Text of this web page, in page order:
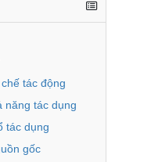
tác động
năng tác dụng
tác dụng
gốc